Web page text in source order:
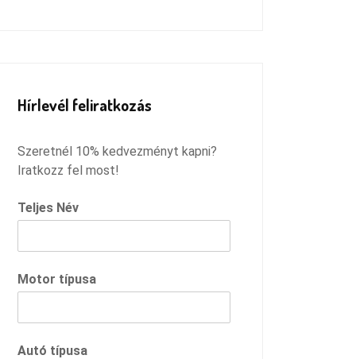
Hírlevél feliratkozás
Szeretnél 10% kedvezményt kapni?
Iratkozz fel most!
Teljes Név
Motor típusa
Autó típusa